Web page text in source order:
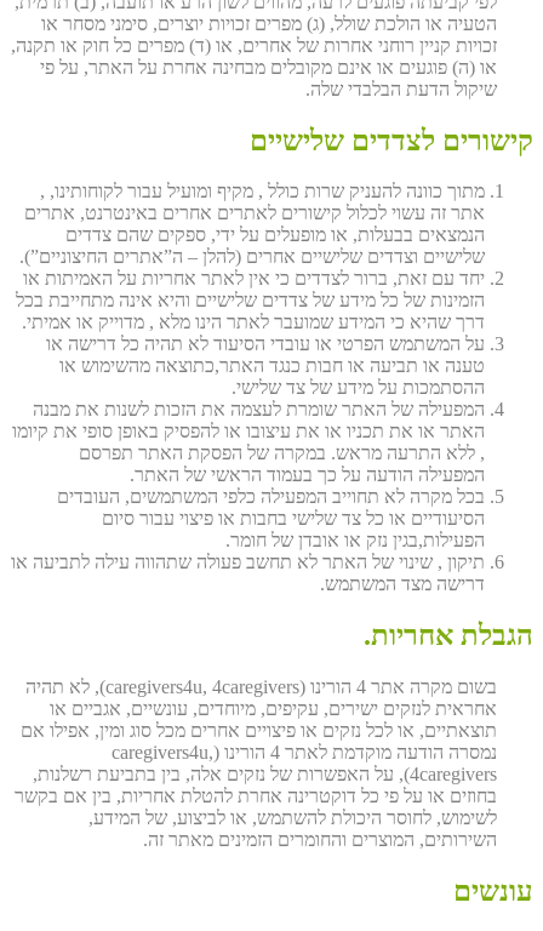
הטעיה או הולכת שולל, (ג) מפרים זכויות יוצרים, סימני מסחר או
זכויות קניין רוחני אחרות של אחרים, או (ד) מפרים כל חוק או תקנה,
או (ה) פוגעים או אינם מקובלים מבחינה אחרת על האתר, על פי
שיקול הדעת הבלבדי שלה.
קישורים לצדדים שלישיים
מתוך כוונה להעניק שרות כולל , מקיף ומועיל עבור לקוחותינו, ,
אתר זה עשוי לכלול קישורים לאתרים אחרים באינטרנט, אתרים
הנמצאים בבעלות, או מופעלים על ידי, ספקים שהם צדדים
שלישיים וצדדים שלישיים אחרים (להלן – ה”אתרים החיצוניים”).
יחד עם זאת, ברור לצדדים כי אין לאתר אחריות על האמיתות או
הזמינות של כל מידע של צדדים שלישיים והיא אינה מתחייבת בכל
דרך שהיא כי המידע שמועבר לאתר הינו מלא , מדוייק או אמיתי.
על המשתמש הפרטי או עובדי הסיעוד לא תהיה כל דרישה או
טענה או תביעה או חבות כנגד האתר,כתוצאה מהשימוש או
ההסתמכות על מידע של צד שלישי.
המפעילה של האתר שומרת לעצמה את הזכות לשנות את מבנה
האתר או את תכניו או את עיצובו או להפסיק באופן סופי את קיומו
, ללא התרעה מראש. במקרה של הפסקת האתר תפרסם
המפעילה הודעה על כך בעמוד הראשי של האתר.
בכל מקרה לא תחוייב המפעילה כלפי המשתמשים, העובדים
הסיעודיים או כל צד שלישי בחבות או פיצוי עבור סיום
הפעילות,בגין נזק או אובדן של חומר.
תיקון , שינוי של האתר לא תחשב פעולה שתהווה עילה לתביעה או
דרישה מצד המשתמש.
הגבלת אחריות.
בשום מקרה אתר 4 הורינו (caregivers4u, 4caregivers), לא תהיה
אחראית לנזקים ישירים, עקיפים, מיוחדים, עונשיים, אגביים או
תוצאתיים, או לכל נזקים או פיצויים אחרים מכל סוג ומין, אפילו אם
נמסרה הודעה מוקדמת לאתר 4 הורינו (caregivers4u,
4caregivers), על האפשרות של נזקים אלה, בין בתביעת רשלנות,
בחוזים או על פי כל דוקטרינה אחרת להטלת אחריות, בין אם בקשר
לשימוש, לחוסר היכולת להשתמש, או לביצוע, של המידע,
השירותים, המוצרים והחומרים הזמינים מאתר זה.
עונשים